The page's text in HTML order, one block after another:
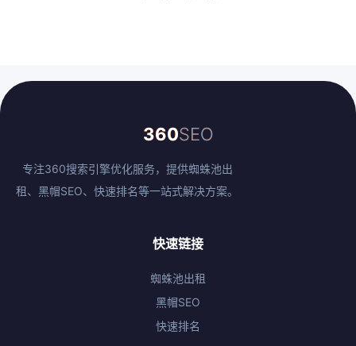
360SEO
专注360搜索引擎优化服务，提供蜘蛛池出
租、黑帽SEO、快速排名等一站式解决方案。
快速链接
蜘蛛池出租
黑帽SEO
快速排名